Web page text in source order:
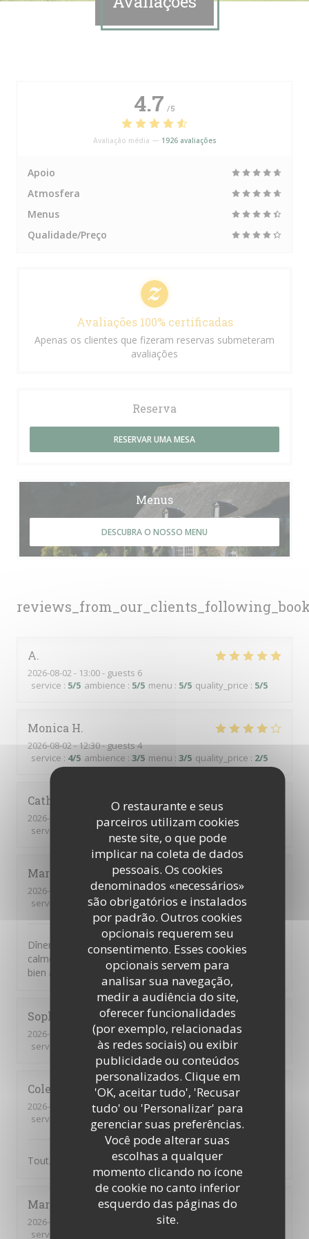
O restaurante e seus
parceiros utilizam cookies
neste site, o que pode
implicar na coleta de dados
pessoais. Os cookies
denominados «necessários»
são obrigatórios e instalados
por padrão. Outros cookies
opcionais requerem seu
consentimento. Esses cookies
opcionais servem para
analisar sua navegação,
medir a audiência do site,
oferecer funcionalidades
(por exemplo, relacionadas
às redes sociais) ou exibir
publicidade ou conteúdos
personalizados. Clique em
'OK, aceitar tudo', 'Recusar
tudo' ou 'Personalizar' para
gerenciar suas preferências.
Você pode alterar suas
escolhas a qualquer
momento clicando no ícone
de cookie no canto inferior
esquerdo das páginas do
site.
A
2026-08-02- 13:00 - guests 6
service : 5/5 ambience : 5/5 menu : 5/5 quality_price : 5/5
Monica H
2026-08-02- 12:30 - guests 4
service : 4/5 ambience : 3/5 menu : 3/5 quality_price : 2/5
Catherine
2026-07-30
- 12:30 - guests 4
service
ambience:5 /5 menu:4/5 quality_price
Martine
2026-07-31
- 19:30 - guests 4
service
ambience: 5/5 menu: 5/5 quality_price
Dîner en terrasse. Très bien accueillis, dans un cadre
calme et verdoyant. Service attentif et discret. Avons
bien apprécié le menu du jardin. 😊
Sophie
2026-07-30
- 12:30 - guests 2
service
ambience:5/5 menu:5/5 quality_price
Colette
2026-07-30
- 20:00 - guests 3
service
: quality_price
Tout. C’est parfait
Marie-Ange H
2026-07-30
service
4.7 /5
Avaliação média — 1926 avaliações
Apoio
Atmosfera
Menus
Qualidade/Preço
Avaliações 100% certificadas
Apenas os clientes que fizeram reservas submeteram
avaliações
Reserva
RESERVAR UMA MESA
Menus
DESCUBRA O NOSSO MENU